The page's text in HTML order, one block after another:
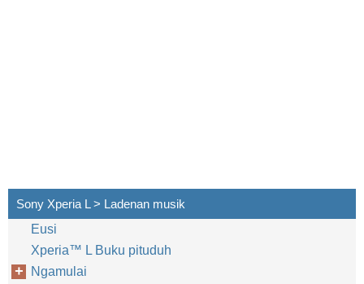
Sony Xperia L > Ladenan musik
Eusi
Xperia™‎ L Buku pituduh
Ngamulai